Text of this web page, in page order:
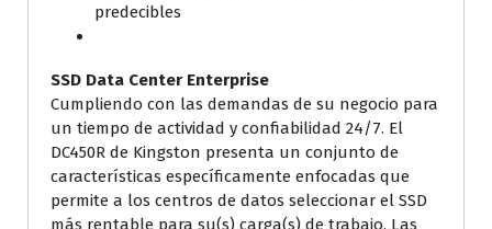
predecibles
SSD Data Center Enterprise
Cumpliendo con las demandas de su negocio para
un tiempo de actividad y confiabilidad 24/7. El
DC450R de Kingston presenta un conjunto de
características específicamente enfocadas que
permite a los centros de datos seleccionar el SSD
más rentable para su(s) carga(s) de trabajo. Las